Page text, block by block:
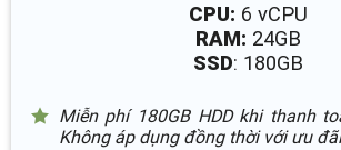
CPU: 6 vCPU
RAM: 24GB
SSD: 180GB
Miễn phí 180GB HDD khi thanh
Không áp dụng đồng thời với ưu